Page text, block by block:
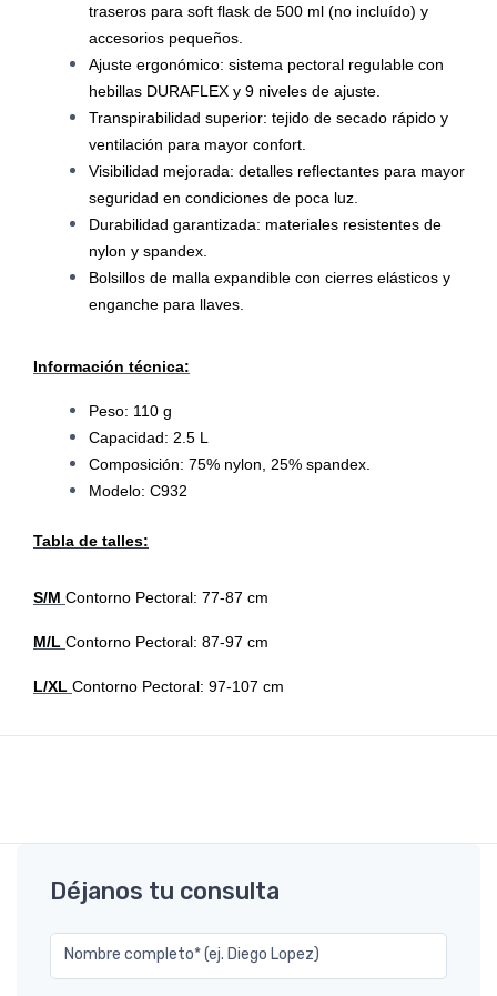
traseros para soft flask de 500 ml (no incluído) y
accesorios pequeños.
Ajuste ergonómico: sistema pectoral regulable con
hebillas DURAFLEX y 9 niveles de ajuste.
Transpirabilidad superior: tejido de secado rápido y
ventilación para mayor confort.
Visibilidad mejorada: detalles reflectantes para mayor
seguridad en condiciones de poca luz.
Durabilidad garantizada: materiales resistentes de
nylon y spandex.
Bolsillos de malla expandible con cierres elásticos y
enganche para llaves.
Información técnica:
Peso: 110 g
Capacidad: 2.5 L
Composición: 75% nylon, 25% spandex.
Modelo: C932
Tabla de talles:
S/M Contorno Pectoral: 77-87 cm
M/L Contorno Pectoral: 87-97 cm
L/XL Contorno Pectoral: 97-107 cm
Déjanos tu consulta
Nombre completo* (ej. Diego Lopez)